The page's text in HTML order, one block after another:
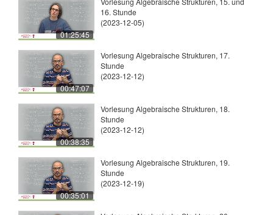
01:25:45
16. Stunde
(2023-12-05)
00:47:07
Vorlesung Algebraische Strukturen, 17.
Stunde
(2023-12-12)
00:38:35
Vorlesung Algebraische Strukturen, 18.
Stunde
(2023-12-12)
00:35:01
Vorlesung Algebraische Strukturen, 19.
Stunde
(2023-12-19)